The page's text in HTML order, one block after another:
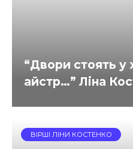
“Двори стоять у
айстр…” Ліна
ВІРШІ ЛІНИ КОСТЕНКО